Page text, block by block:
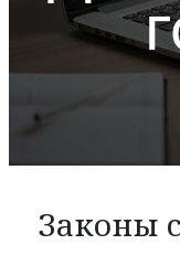
Законы